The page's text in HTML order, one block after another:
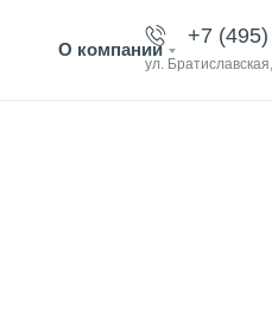
О компании
+7
ул.